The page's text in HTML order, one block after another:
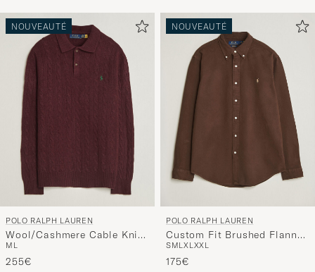
NOUVEAUTÉ
POLO RALPH LAUREN
Wool/Cashmere Cable Knit
Polo Aged Wine Heather
M L
255€
NOUVEAUTÉ
POLO RALPH LAUREN
Custom Fit Brushed Flannel
Shirt Nutmeg Brown
SMLXLXXL
175€